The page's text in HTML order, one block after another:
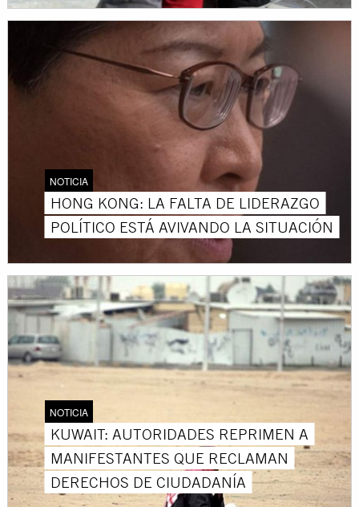
NOTICIA
HONG KONG: LA FALTA DE LIDERAZGO
POLÍTICO ESTÁ AVIVANDO LA SITUACIÓN
NOTICIA
KUWAIT: AUTORIDADES REPRIMEN A
MANIFESTANTES QUE RECLAMAN
DERECHOS DE CIUDADANÍA